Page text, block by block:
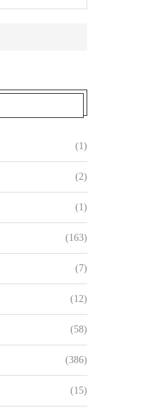
(1)
(2)
(1)
(163)
(7)
(12)
(58)
(386)
(15)